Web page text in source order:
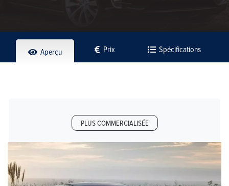
Aperçu Prix Spécifications
PLUS COMMERCIALISÉE